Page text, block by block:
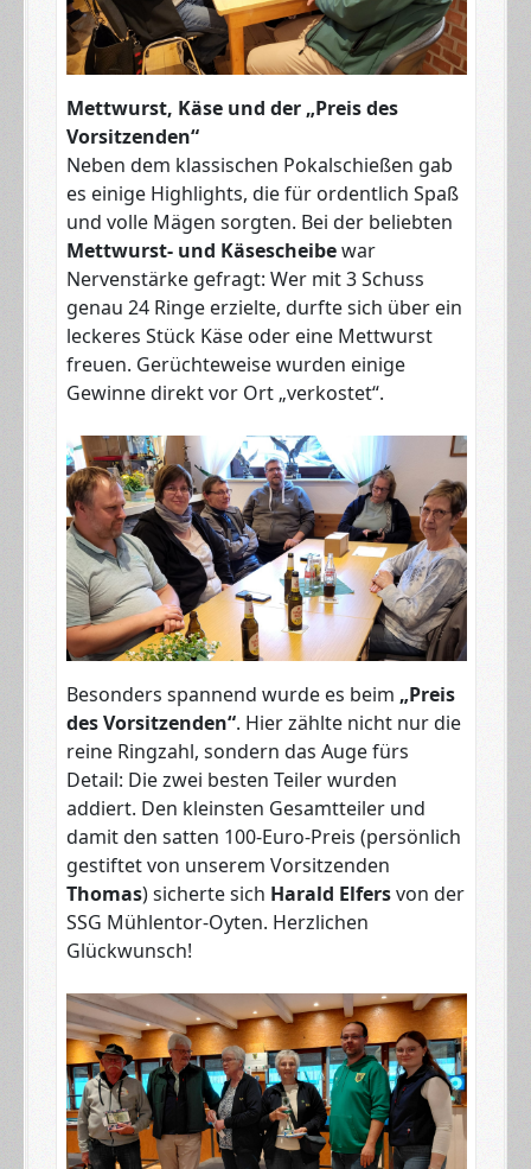
Mettwurst, Käse und der „Preis des
Vorsitzenden“
Neben dem klassischen Pokalschießen gab
es einige Highlights, die für ordentlich Spaß
und volle Mägen sorgten. Bei der beliebten
Mettwurst- und Käsescheibewar
Nervenstärke gefragt: Wer mit 3 Schuss
genau 24 Ringe erzielte, durfte sich über ein
leckeres Stück Käse oder eine Mettwurst
freuen. Gerüchteweise wurden einige
Gewinne direkt vor Ort „verkostet“.
Besonders spannend wurde es beim „Preis
des Vorsitzenden“. Hier zählte nicht nur die
reine Ringzahl, sondern das Auge fürs
Detail: Die zwei besten Teiler wurden
addiert. Den kleinsten Gesamtteiler und
damit den satten 100-Euro-Preis (persönlich
gestiftet von unserem Vorsitzenden
Thomas) sicherte sich Harald Elfersvon der
SSG Mühlentor-Oyten. Herzlichen
Glückwunsch!